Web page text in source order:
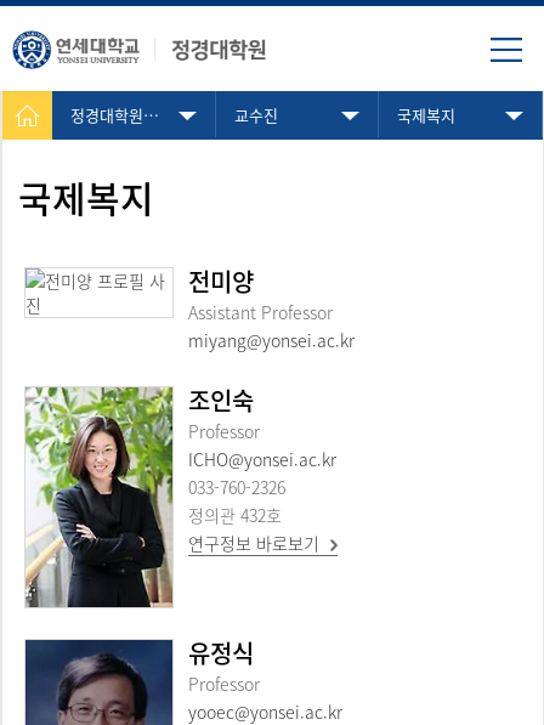
정경대학원소개 교수진 국제복지
국제복지
전미양
Assistant Professor
miyang@yonsei.ac.kr
조인숙
Professor
ICHO@yonsei.ac.kr
033-760-2326
정의관 432호
연구정보 바로보기
유정식
Professor
yooec@yonsei.ac.kr